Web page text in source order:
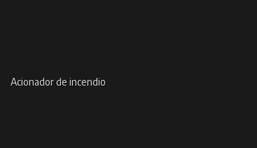
acionador de incendio